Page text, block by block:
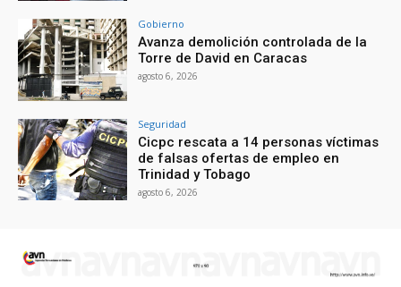
Gobierno
Avanza demolición controlada de la
Torre de David en Caracas
agosto 6, 2026
Seguridad
Cicpc rescata a 14 personas víctimas
de falsas ofertas de empleo en
Trinidad y Tobago
agosto 6, 2026